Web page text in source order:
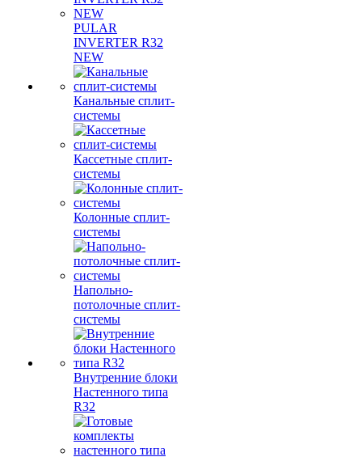
PULAR
INVERTER R32
NEW
Канальные сплит-
системы
Кассетные сплит-
системы
Колонные сплит-
системы
Напольно-
потолочные сплит-
системы
Внутренние блоки
Настенного типа
R32